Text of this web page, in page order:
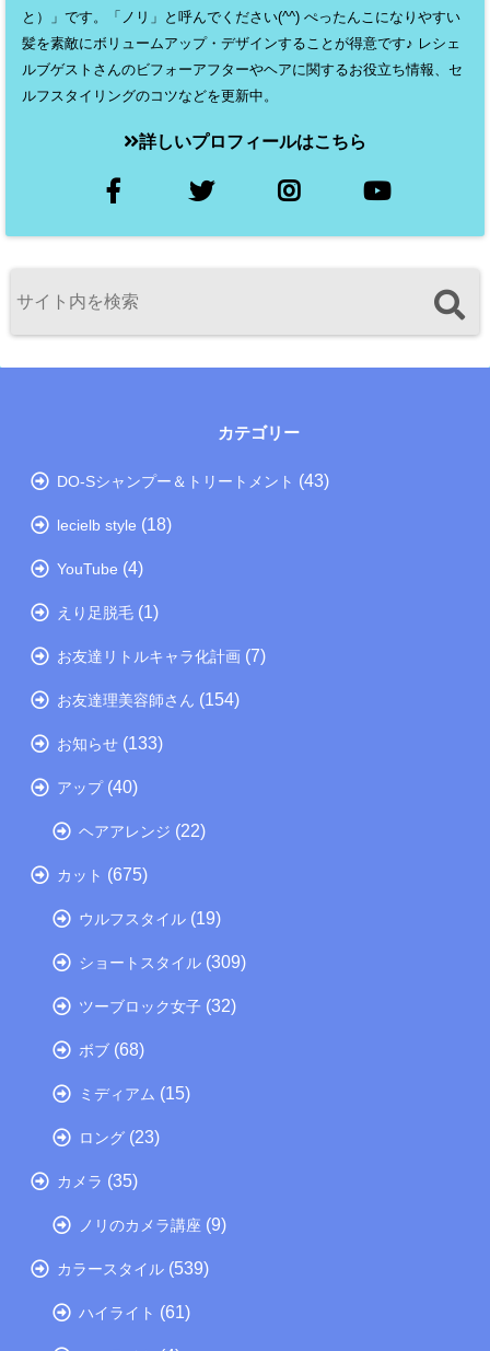
と）」です。「ノリ」と呼んでください(^^) ぺったんこになりやすい
髪を素敵にボリュームアップ・デザインすることが得意です♪ レシェ
ルブゲストさんのビフォーアフターやヘアに関するお役立ち情報、セ
ルフスタイリングのコツなどを更新中。
詳しいプロフィールはこちら
カテゴリー
DO-Sシャンプー＆トリートメント (43)
lecielb style (18)
YouTube (4)
えり足脱毛 (1)
お友達リトルキャラ化計画 (7)
お友達理美容師さん (154)
お知らせ (133)
アップ(40)
ヘアアレンジ (22)
カット (675)
ウルフスタイル (19)
ショートスタイル (309)
ツーブロック女子 (32)
ボブ (68)
ミディアム (15)
ロング (23)
カメラ (35)
ノリのカメラ講座 (9)
カラースタイル (539)
ハイライト (61)